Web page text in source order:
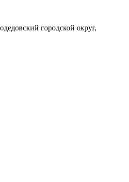
городской округ,